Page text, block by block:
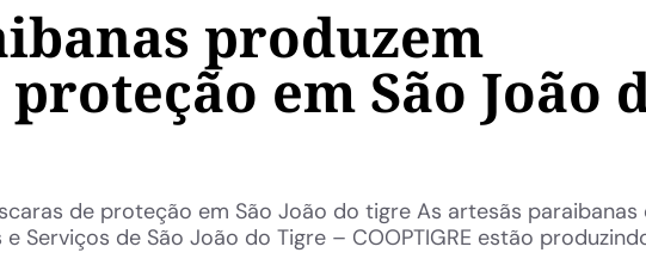
produzem
em São João
de proteção em São João do tigre As artesãs paraibanas
Serviços de São João do Tigre – COOPTIGRE estão